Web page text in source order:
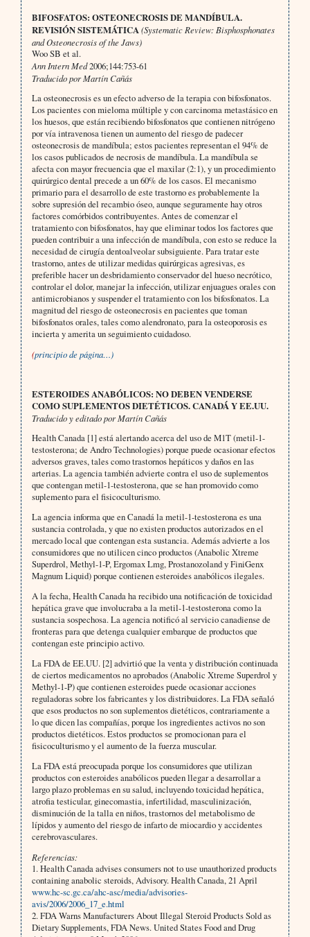
BIFOSFATOS: OSTEONECROSIS DE MANDÍBULA.
REVISIÓN SISTEMÁTICA(Systematic Review: Bisphosphonates
and Osteonecrosis of the Jaws)
Woo SB et al.
Ann Intern Med2006;144:753-61
Traducido por Martín Cañás
La osteonecrosis es un efecto adverso de la terapia con bifosfonatos.
Los pacientes con mieloma múltiple y con carcinoma metastásico en
los huesos, que están recibiendo bifosfonatos que contienen nitrógeno
por vía intravenosa tienen un aumento del riesgo de padecer
osteonecrosis de mandíbula; estos pacientes representan el 94% de
los casos publicados de necrosis de mandíbula. La mandíbula se
afecta con mayor frecuencia que el maxilar (2:1), y un procedimiento
quirúrgico dental precede a un 60% de los casos. El mecanismo
primario para el desarrollo de este trastorno es probablemente la
sobre supresión del recambio óseo, aunque seguramente hay otros
factores comórbidos contribuyentes. Antes de comenzar el
tratamiento con bifosfonatos, hay que eliminar todos los factores que
pueden contribuir a una infección de mandíbula, con esto se reduce la
necesidad de cirugía dentoalveolar subsiguiente. Para tratar este
trastorno, antes de utilizar medidas quirúrgicas agresivas, es
preferible hacer un desbridamiento conservador del hueso necrótico,
controlar el dolor, manejar la infección, utilizar enjuagues orales con
antimicrobianos y suspender el tratamiento con los bifosfonatos. La
magnitud del riesgo de osteonecrosis en pacientes que toman
bifosfonatos orales, tales como alendronato, para la osteoporosis es
incierta y amerita un seguimiento cuidadoso.
(principio de página…)
ESTEROIDES ANABÓLICOS: NO DEBEN VENDERSE
COMO SUPLEMENTOS DIETÉTICOS. CANADÁ Y EE.UU.
Traducido y editado por Martín Cañás
Health Canada [1] está alertando acerca del uso de M1T (metil-1-
testosterona; de Andro Technologies) porque puede ocasionar efectos
adversos graves, tales como trastornos hepáticos y daños en las
arterias. La agencia también advierte contra el uso de suplementos
que contengan metil-1-testosterona, que se han promovido como
suplemento para el fisicoculturismo.
La agencia informa que en Canadá la metil-1-testosterona es una
sustancia controlada, y que no existen productos autorizados en el
mercado local que contengan esta sustancia. Además advierte a los
consumidores que no utilicen cinco productos (Anabolic Xtreme
Superdrol, Methyl-1-P, Ergomax Lmg, Prostanozoland y FiniGenx
Magnum Liquid) porque contienen esteroides anabólicos ilegales.
A la fecha, Health Canada ha recibido una notificación de toxicidad
hepática grave que involucraba a la metil-1-testosterona como la
sustancia sospechosa. La agencia notificó al servicio canadiense de
fronteras para que detenga cualquier embarque de productos que
contengan este principio activo.
La FDA de EE.UU. [2] advirtió que la venta y distribución continuada
de ciertos medicamentos no aprobados (Anabolic Xtreme Superdrol y
Methyl-1-P) que contienen esteroides puede ocasionar acciones
reguladoras sobre los fabricantes y los distribuidores. La FDA señaló
que esos productos no son suplementos dietéticos, contrariamente a
lo que dicen las compañías, porque los ingredientes activos no son
productos dietéticos. Estos productos se promocionan para el
fisicoculturismo y el aumento de la fuerza muscular.
La FDA está preocupada porque los consumidores que utilizan
productos con esteroides anabólicos pueden llegar a desarrollar a
largo plazo problemas en su salud, incluyendo toxicidad hepática,
atrofia testicular, ginecomastia, infertilidad, masculinización,
disminución de la talla en niños, trastornos del metabolismo de
lípidos y aumento del riesgo de infarto de miocardio y accidentes
cerebrovasculares.
Referencias:
1. Health Canada advises consumers not to use unauthorized products
containing anabolic steroids, Advisory. Health Canada, 21 April
www.hc-sc.gc.ca/ahc-asc/media/advisories-
avis/2006/2006_17_e.html
2. FDA Warns Manufacturers About Illegal Steroid Products Sold as
Dietary Supplements, FDA News. United States Food and Drug